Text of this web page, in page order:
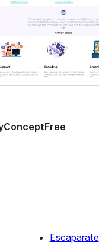
Escaparate